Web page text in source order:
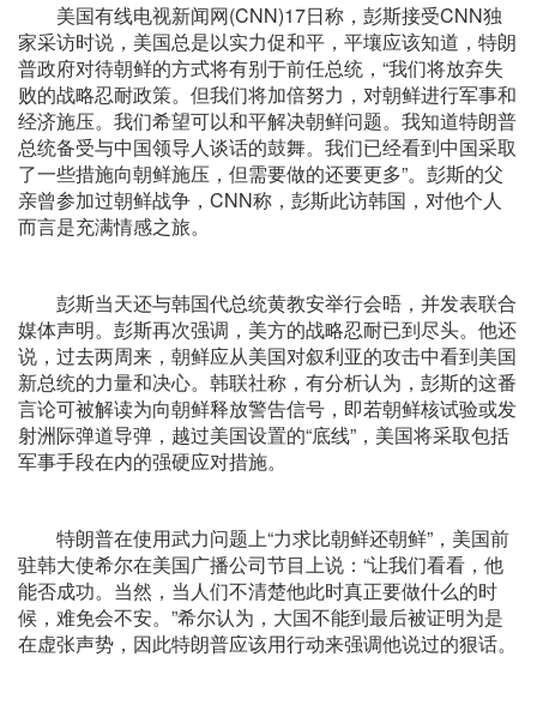
美国有线电视新闻网(CNN)17日称，彭斯接受CNN独
家采访时说，美国总是以实力促和平，平壤应该知道，特朗
普政府对待朝鲜的方式将有别于前任总统，“我们将放弃失
败的战略忍耐政策。但我们将加倍努力，对朝鲜进行军事和
经济施压。我们希望可以和平解决朝鲜问题。我知道特朗普
总统备受与中国领导人谈话的鼓舞。我们已经看到中国采取
了一些措施向朝鲜施压，但需要做的还要更多”。彭斯的父
亲曾参加过朝鲜战争，CNN称，彭斯此访韩国，对他个人
而言是充满情感之旅。
彭斯当天还与韩国代总统黄教安举行会晤，并发表联合
媒体声明。彭斯再次强调，美方的战略忍耐已到尽头。他还
说，过去两周来，朝鲜应从美国对叙利亚的攻击中看到美国
新总统的力量和决心。韩联社称，有分析认为，彭斯的这番
言论可被解读为向朝鲜释放警告信号，即若朝鲜核试验或发
射洲际弹道导弹，越过美国设置的“底线”，美国将采取包括
军事手段在内的强硬应对措施。
特朗普在使用武力问题上“力求比朝鲜还朝鲜”，美国前
驻韩大使希尔在美国广播公司节目上说：“让我们看看，他
能否成功。当然，当人们不清楚他此时真正要做什么的时
候，难免会不安。”希尔认为，大国不能到最后被证明为是
在虚张声势，因此特朗普应该用行动来强调他说过的狠话。